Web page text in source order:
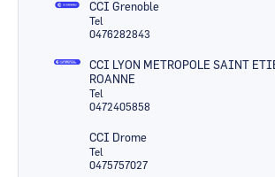
CCI Grenoble
Tel
0476282843
CCI LYON METROPOLE SAINT
ROANNE
Tel
0472405858
CCI Drome
Tel
0475757027